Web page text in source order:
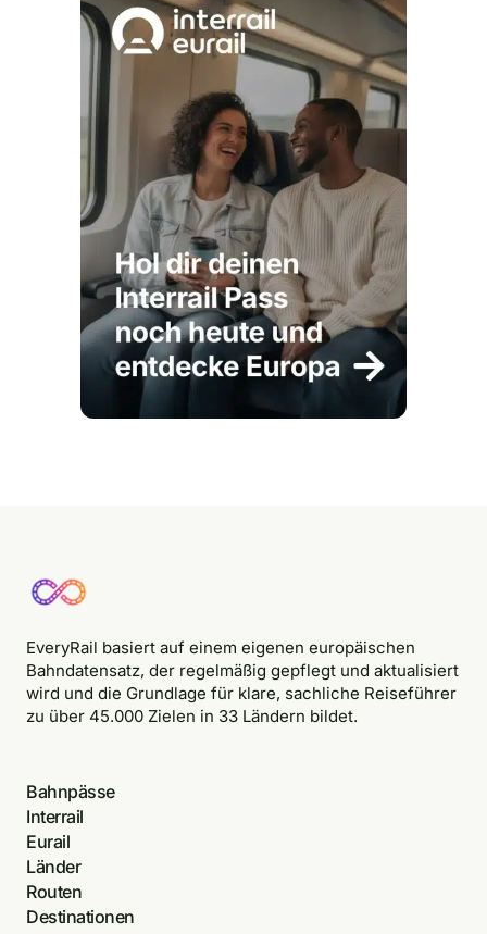
EveryRail basiert auf einem eigenen europäischen
Bahndatensatz, der regelmäßig gepflegt und aktualisiert
wird und die Grundlage für klare, sachliche Reiseführer
zu über 45.000 Zielen in 33 Ländern bildet.
Bahnpässe
Interrail
Eurail
Länder
Routen
Destinationen